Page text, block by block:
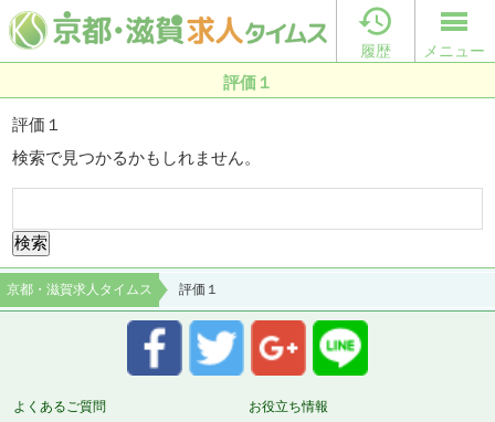

履歴 メニュー
評価１
評価１
検索で見つかるかもしれません。
索:
京都・滋賀求人タイムス 評価１
よくあるご質問 お役立ち情報